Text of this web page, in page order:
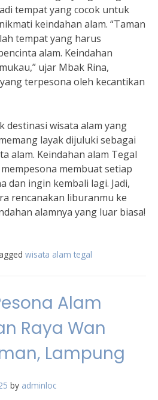
tempat yang cocok untuk
keindahan alam. “Taman
tempat yang harus
alam. Keindahan
ujar Mbak Rina,
terpesona oleh kecantikan
destinasi wisata alam yang
layak dijuluki sebagai
alam. Keindahan alam Tegal
membuat setiap
dan ingin kembali lagi. Jadi,
rencanakan liburanmu ke
alamnya yang luar biasa!
wisata alam tegal
Alam
Raya Wan
Lampung
by adminloc